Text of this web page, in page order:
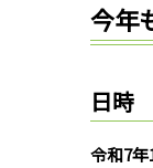
今年
日時
令和7年